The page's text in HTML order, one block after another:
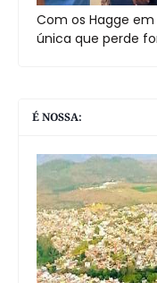
Com os Hagge
única que perde
É NOSSA: